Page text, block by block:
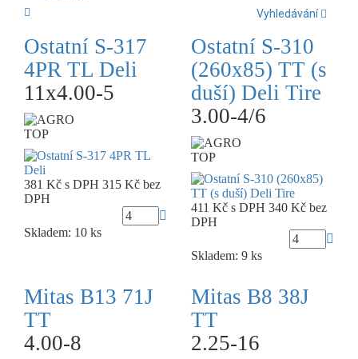
Vyhledávání
Ostatní S-317
4PR TL Deli
11x4.00-5
TOP
381 Kč s DPH 315 Kč bez
DPH
Skladem: 10 ks
Ostatní S-310
(260x85) TT (s
duší) Deli Tire
3.00-4/6
TOP
411 Kč s DPH 340 Kč bez
DPH
Skladem: 9 ks
Mitas B13 71J
TT
4.00-8
Mitas B8 38J
TT
2.25-16